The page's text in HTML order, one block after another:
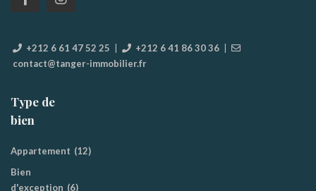
+212 6 61 47 52 25 | +212 6 41 86 30 36 |
contact@tanger-immobilier.fr
Type de
bien
Appartement (12)
Bien
d'exception (6)